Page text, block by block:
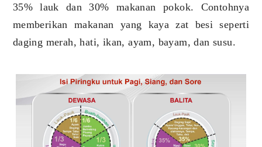
35% lauk dan 30% makanan pokok. Contohnya
memberikan makanan yang kaya zat besi seperti
daging merah, hati, ikan, ayam, bayam, dan susu.